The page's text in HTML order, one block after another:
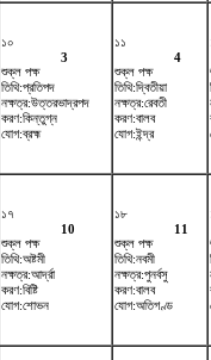
১০
3
শুক্ল পক্ষ
তিথি:প্রতিপদ
নক্ষত্র:উত্তরভাদ্রপদ
করণ:কিন্তুগ্ন
যোগ:ব্রহ্ম
১১
4
শুক্ল পক্ষ
তিথি:দ্বিতীয়া
নক্ষত্র:রেবতী
করণ:বালব
যোগ:ইন্দ্র
১৭
10
শুক্ল পক্ষ
তিথি:অষ্টমী
নক্ষত্র:আর্দ্রা
করণ:বিষ্টি
যোগ:শোভন
১৮
11
শুক্ল পক্ষ
তিথি:নবমী
নক্ষত্র:পুনর্বসু
করণ:বালব
যোগ:অতিগণ্ড